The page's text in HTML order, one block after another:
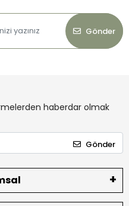
Gönder
haberdar olmak
Gönder